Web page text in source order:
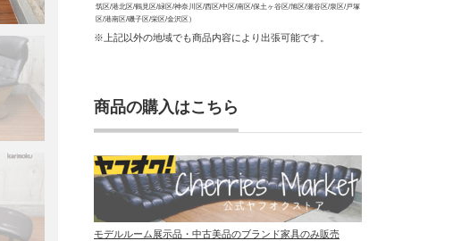
筑区/港北区/鶴見区/緑区/神奈川区/西区/中区/南区/保土ヶ谷区/旭区/瀬谷区/泉区/戸塚
区/港南区/磯子区/栄区/金沢区）
※上記以外の地域でも商品内容により出張可能です。
商品の購入はこちら
モデルルーム展示品・中古美品のブランド家具のみ販売